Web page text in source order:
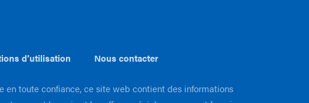
d’utilisation Nous contacter
toute confiance, ce site web contient des informations